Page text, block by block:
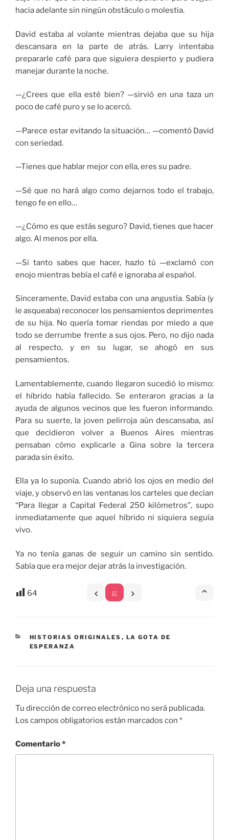
hacia adelante sin ningún obstáculo o molestia.
David estaba al volante mientras dejaba que su hija
descansara en la parte de atrás. Larry intentaba
prepararle café para que siguiera despierto y pudiera
manejar durante la noche.
—¿Crees que ella esté bien? —sirvió en una taza un
poco de café puro y se lo acercó.
—Parece estar evitando la situación… —comentó David
con seriedad.
—Tienes que hablar mejor con ella, eres su padre.
—Sé que no hará algo como dejarnos todo el trabajo,
tengo fe en ello…
—¿Cómo es que estás seguro? David, tienes que hacer
algo. Al menos por ella.
—Si tanto sabes que hacer, hazlo tú —exclamó con
enojo mientras bebía el café e ignoraba al español.
Sinceramente, David estaba con una angustia. Sabía (y
le asqueaba) reconocer los pensamientos deprimentes
de su hija. No quería tomar riendas por miedo a que
todo se derrumbe frente a sus ojos. Pero, no dijo nada
al respecto, y en su lugar, se ahogó en sus
pensamientos.
Lamentablemente, cuando llegaron sucedió lo mismo:
el híbrido había fallecido. Se enteraron gracias a la
ayuda de algunos vecinos que les fueron informando.
Para su suerte, la joven pelirroja aún descansaba, así
que decidieron volver a Buenos Aires mientras
pensaban cómo explicarle a Gina sobre la tercera
parada sin éxito.
Ella ya lo suponía. Cuando abrió los ojos en medio del
viaje, y observó en las ventanas los carteles que decían
“Para llegar a Capital Federal 250 kilómetros”, supo
inmediatamente que aquel híbrido ni siquiera seguía
vivo.
Ya no tenía ganas de seguir un camino sin sentido.
Sabía que era mejor dejar atrás la investigación.
64
CATEGORÍAS
HISTORIAS ORIGINALES , LA GOTA DE
ESPERANZA
Deja una respuesta
Tu dirección de correo electrónico no será publicada.
Los campos obligatorios están marcados con *
Comentario*